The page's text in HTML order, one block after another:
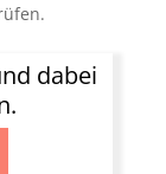
dabei